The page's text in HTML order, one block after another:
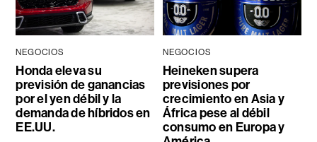
NEGOCIOS
Honda eleva su
previsión de ganancias
por el yen débil y la
demanda de híbridos en
EE.UU.
NEGOCIOS
Heineken supera
previsiones por
crecimiento en Asia y
África pese al débil
consumo en Europa y